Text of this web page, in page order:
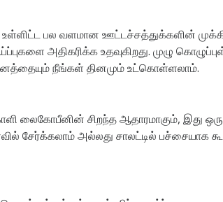
பல வளமான ஊட்டச்சத்துக்களின்
அதிகரிக்க உதவுகிறது. முழு
நீங்கள் தினமும் உட்கொள்ளலாம்.
லைகோபீனின் சிறந்த ஆதாரமாகும், இது ஒரு
சேர்க்கலாம் அல்லது சாலட்டில் பச்சையாக